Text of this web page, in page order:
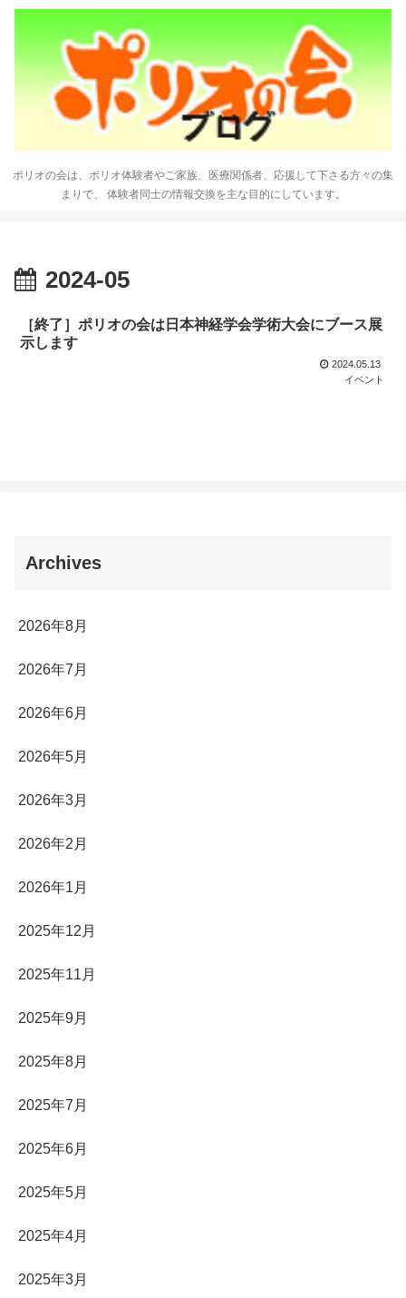
ポリオの会は、ポリオ体験者やご家族、医療関係者、応援して下さる方々の集
まりで、 体験者同士の情報交換を主な目的にしています。
2024-05
［終了］ポリオの会は日本神経学会学術大会にブース展
示します
2024.05.13
イベント
Archives
2026年8月
2026年7月
2026年6月
2026年5月
2026年3月
2026年2月
2026年1月
2025年12月
2025年11月
2025年9月
2025年8月
2025年7月
2025年6月
2025年5月
2025年4月
2025年3月